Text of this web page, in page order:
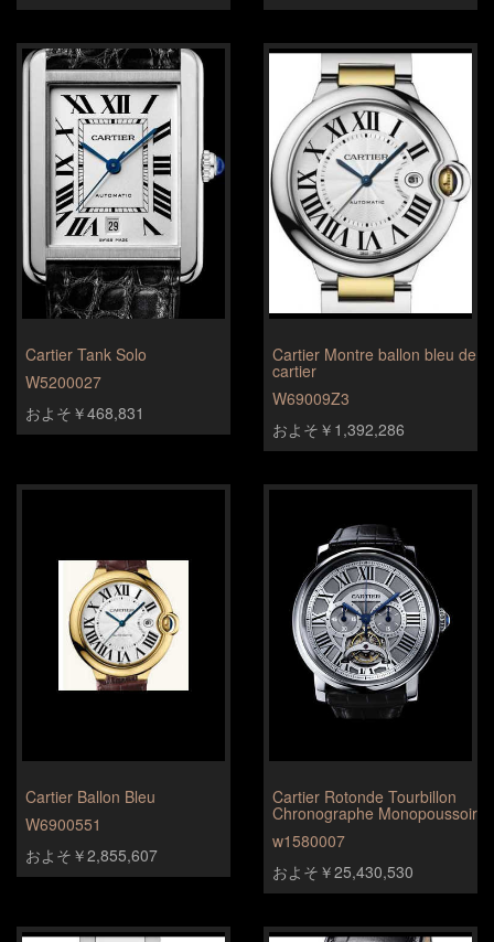
Cartier Tank Solo
W5200027
およそ￥468,831
Cartier Montre ballon bleu de
cartier
W69009Z3
およそ￥1,392,286
Cartier Ballon Bleu
W6900551
およそ￥2,855,607
Cartier Rotonde Tourbillon
Chronographe Monopoussoir
w1580007
およそ￥25,430,530